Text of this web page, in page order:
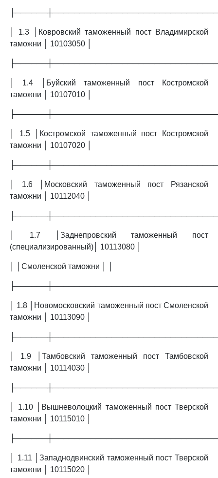
│ 1.3 │Ковровский таможенный пост Владимирской
таможни │ 10103050 │
│ 1.4 │Буйский таможенный пост Костромской
таможни │ 10107010 │
│ 1.5 │Костромской таможенный пост Костромской
таможни │ 10107020 │
│ 1.6 │Московский таможенный пост Рязанской
таможни │ 10112040 │
│ 1.7 │Заднепровский таможенный пост
(специализированный)│ 10113080 │
│ │Смоленской таможни │ │
│ 1.8 │Новомосковский таможенный пост Смоленской
таможни │ 10113090 │
│ 1.9 │Тамбовский таможенный пост Тамбовской
таможни │ 10114030 │
│ 1.10 │Вышневолоцкий таможенный пост Тверской
таможни │ 10115010 │
│ 1.11 │Западнодвинский таможенный пост Тверской
таможни │ 10115020 │